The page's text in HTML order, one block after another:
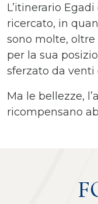
L’itinerario
ricercato, in
sono molte,
per la sua
sferzato da venti
Ma le bellezze,
ricompensano